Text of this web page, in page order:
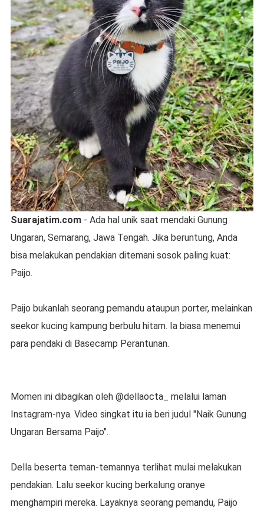
Suarajatim.com- Ada hal unik saat mendaki Gunung
Ungaran, Semarang, Jawa Tengah. Jika beruntung, Anda
bisa melakukan pendakian ditemani sosok paling kuat:
Paijo.
Paijo bukanlah seorang pemandu ataupun porter, melainkan
seekor kucing kampung berbulu hitam. Ia biasa menemui
para pendaki di Basecamp Perantunan.
Momen ini dibagikan oleh @dellaocta_ melalui laman
Instagram-nya. Video singkat itu ia beri judul "Naik Gunung
Ungaran Bersama Paijo".
Della beserta teman-temannya terlihat mulai melakukan
pendakian. Lalu seekor kucing berkalung oranye
menghampiri mereka. Layaknya seorang pemandu, Paijo